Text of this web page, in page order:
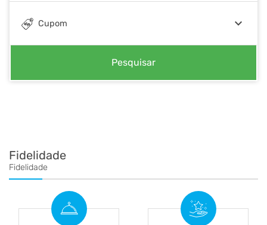
Cupom keyboard_arrow_down
Pesquisar
Fidelidade
Fidelidade